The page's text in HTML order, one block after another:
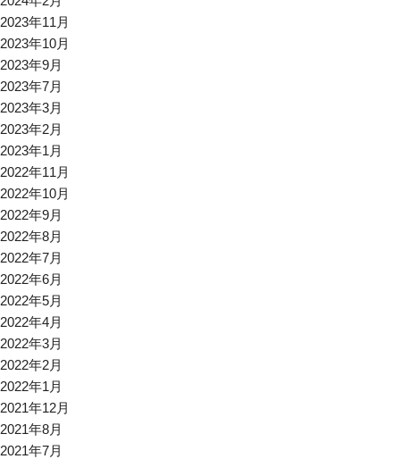
2023年11月
2023年10月
2023年9月
2023年7月
2023年3月
2023年2月
2023年1月
2022年11月
2022年10月
2022年9月
2022年8月
2022年7月
2022年6月
2022年5月
2022年4月
2022年3月
2022年2月
2022年1月
2021年12月
2021年8月
2021年7月